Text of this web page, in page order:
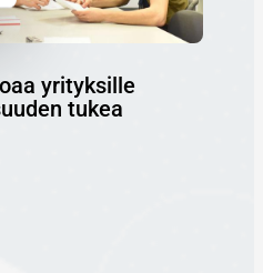
yrityksille
tukea